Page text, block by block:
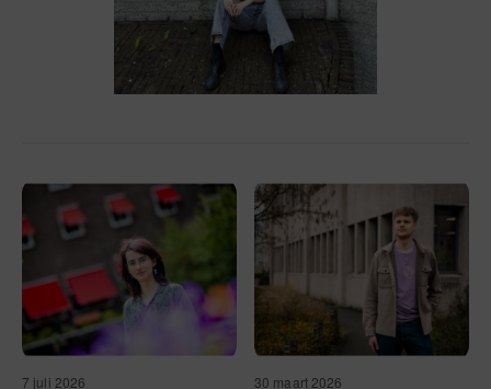
7 juli 2026 30 maart 2026